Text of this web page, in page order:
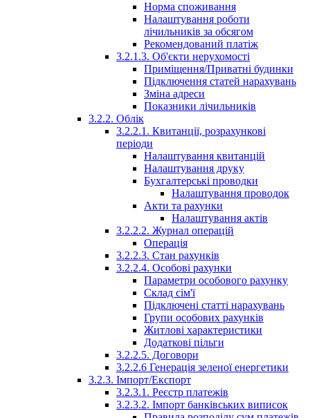
Норма споживання
Налаштування роботи
лічильників за обсягом
Рекомендований платіж
3.2.1.3. Об'єкти нерухомості
Приміщення/Приватні будинки
Підключення статей нарахувань
Зміна адреси
Показники лічильників
3.2.2. Облік
3.2.2.1. Квитанції, розрахункові
періоди
Налаштування квитанцій
Налаштування друку
Бухгалтерські проводки
Налаштування проводок
Акти та рахунки
Налаштування актів
3.2.2.2. Журнал операцій
Операція
3.2.2.3. Стан рахунків
3.2.2.4. Особові рахунки
Параметри особового рахунку
Склад сім'ї
Підключені статті нарахувань
Групи особових рахунків
Житлові характеристики
Додаткові пільги
3.2.2.5. Договори
3.2.2.6 Генерація зеленої енергетики
3.2.3. Імпорт/Експорт
3.2.3.1. Реєстр платежів
3.2.3.2. Імпорт банківських виписок